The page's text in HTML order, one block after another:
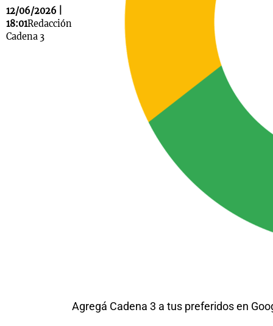
12/06/2026 |
18:01Redacción
Cadena 3
Agregá Cadena 3 a tus preferidos en